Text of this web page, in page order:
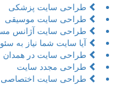
طراحی سایت پزشکی
طراحی سایت موسیقی
طراحی سایت آژانس
آیا سایت شما نیاز به سئو
طراحی سایت در همدان
طراحی مجدد سایت
طراحی سایت اختصاصی